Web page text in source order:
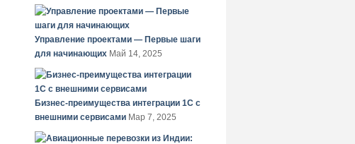
Управление проектами — Первые шаги
для начинающих Май 14, 2025
Бизнес-преимущества интеграции 1С с
внешними сервисами Мар 7, 2025